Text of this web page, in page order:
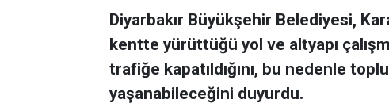
Diyarbakır Büyükşehir Belediyesi,
kentte yürüttüğü yol ve altyapı
trafiğe kapatıldığını, bu nedenle
yaşanabileceğini duyurdu.